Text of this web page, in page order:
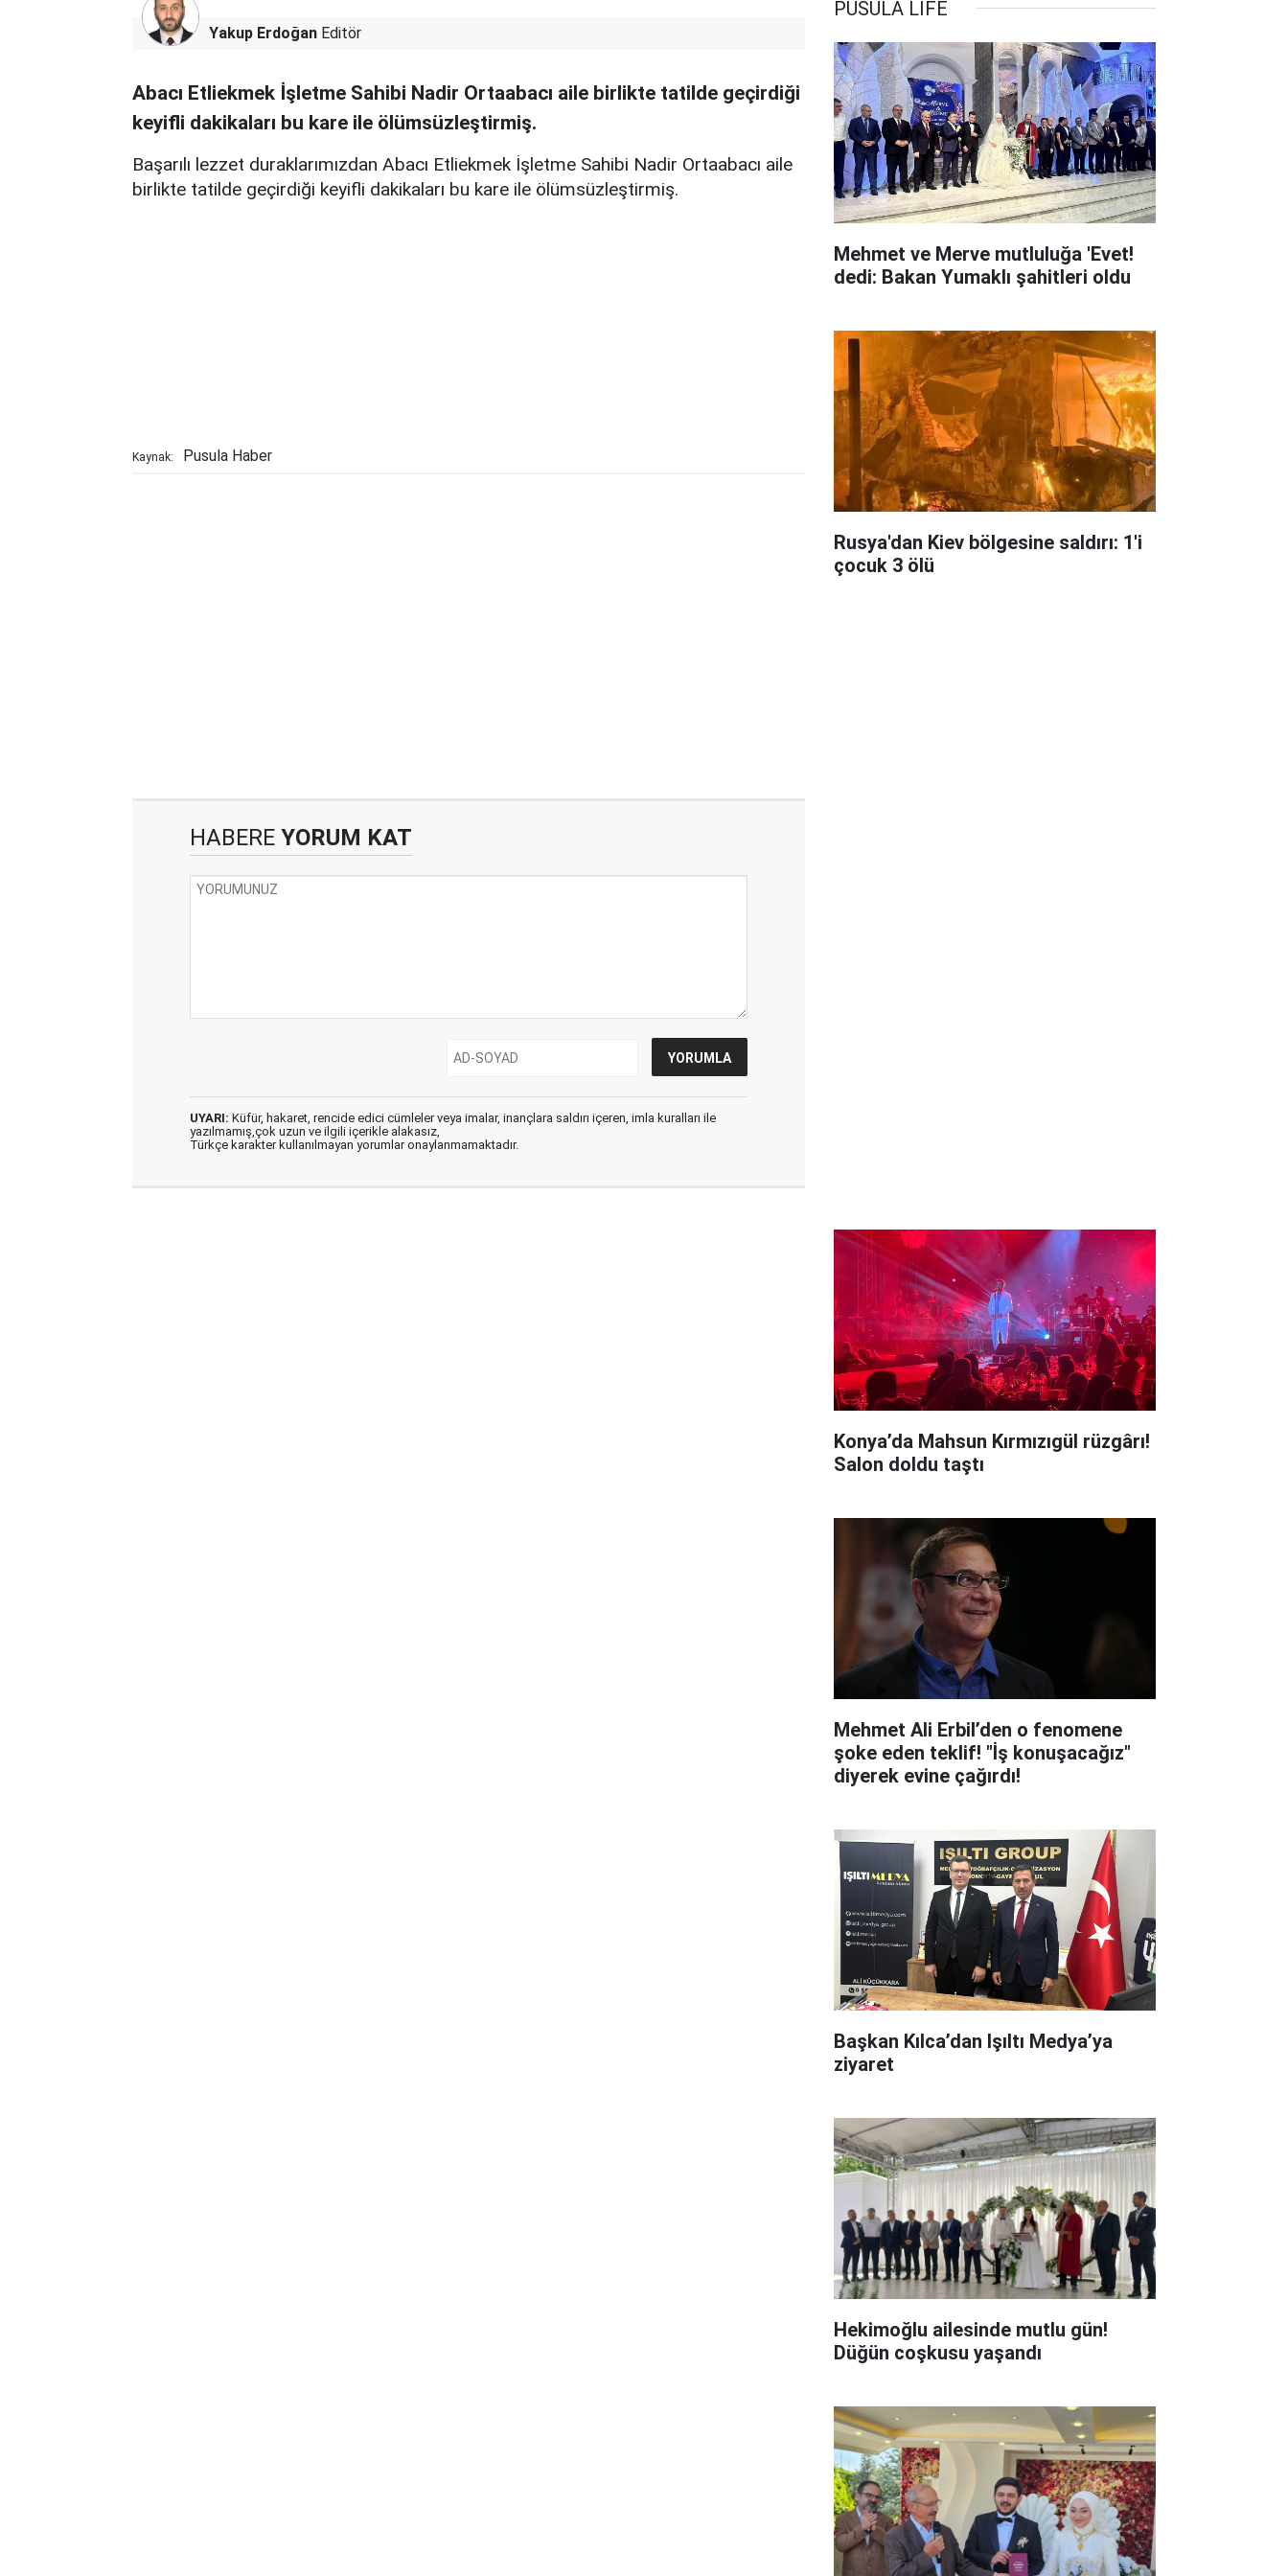
Yakup Erdoğan Editör
Abacı Etliekmek İşletme Sahibi Nadir Ortaabacı aile birlikte tatilde geçirdiği
keyifli dakikaları bu kare ile ölümsüzleştirmiş.
Başarılı lezzet duraklarımızdan Abacı Etliekmek İşletme Sahibi Nadir Ortaabacı aile
birlikte tatilde geçirdiği keyifli dakikaları bu kare ile ölümsüzleştirmiş.
Kaynak: Pusula Haber
HABERE YORUM KAT
UYARI: Küfür, hakaret, rencide edici cümleler veya imalar, inançlara saldırı içeren, imla kuralları ile
yazılmamış,çok uzun ve ilgili içerikle alakasız,
Türkçe karakter kullanılmayan yorumlar onaylanmamaktadır.
PUSULA LİFE
Mehmet ve Merve mutluluğa 'Evet!
dedi: Bakan Yumaklı şahitleri oldu
Rusya'dan Kiev bölgesine saldırı: 1'i
çocuk 3 ölü
Konya’da Mahsun Kırmızıgül rüzgârı!
Salon doldu taştı
Mehmet Ali Erbil’den o fenomene
şoke eden teklif! "İş konuşacağız"
diyerek evine çağırdı!
Başkan Kılca’dan Işıltı Medya’ya
ziyaret
Hekimoğlu ailesinde mutlu gün!
Düğün coşkusu yaşandı